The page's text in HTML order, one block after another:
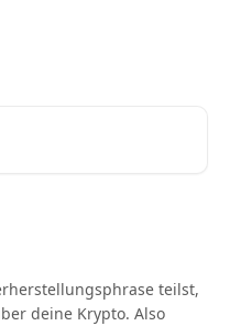
teilst,
deine Krypto. Also